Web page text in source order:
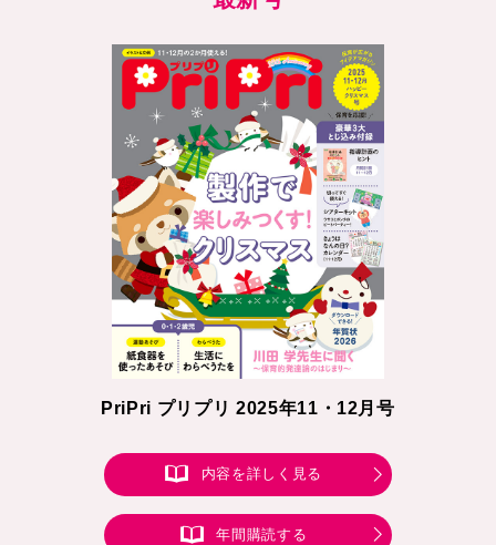
PriPri プリプリ 2025年11・12月号
内容を詳しく見る
年間購読する